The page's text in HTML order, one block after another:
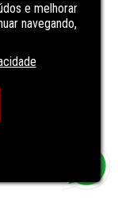
e melhorar
navegando,